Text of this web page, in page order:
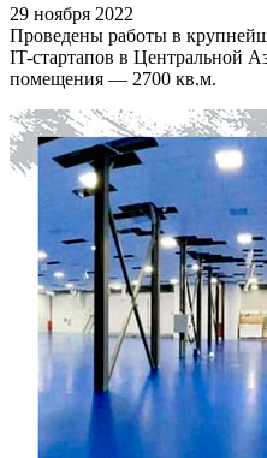
29 ноября 2022
Проведены работы в
IT-стартапов в Центральной
помещения — 2700 кв.м.